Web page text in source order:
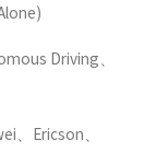
Driving、
、Ericson、